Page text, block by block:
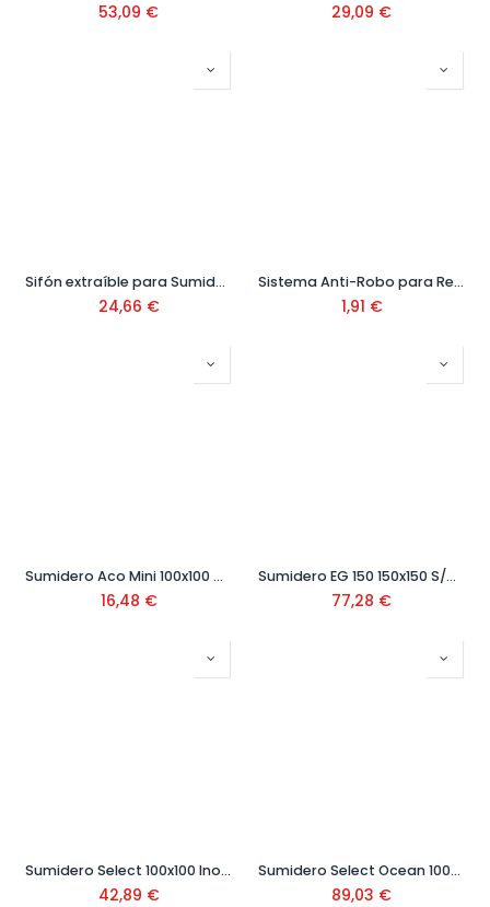
53,09 € 29,09 €
Sifón extraíble para Sumidero de 150x150 mm Ref: 405760
24,66 €
Sistema Anti-Robo para Rejilla 160x10 mm Ref. 22200
1,91 €
Sumidero Aco Mini 100x100 mm Ref: 1730637
16,48 €
Sumidero EG 150 150x150 S/V Inoxidable Ref: SH404123
77,28 €
Sumidero Select 100x100 Inoxidable
42,89 €
Sumidero Select Ocean 100x100 S/V Inoxidable Ref: S0302936
89,03 €